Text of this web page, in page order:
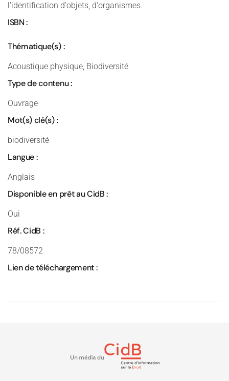
l'identification d'objets, d'organismes.
ISBN :
Thématique(s) :
Acoustique physique, Biodiversité
Type de contenu :
Ouvrage
Mot(s) clé(s) :
biodiversité
Langue :
Anglais
Disponible en prêt au CidB :
Oui
Réf. CidB :
78/08572
Lien de téléchargement :